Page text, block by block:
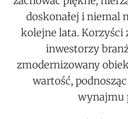
doskonałej i niemal
kolejne lata. Korzyści
inwestorzy
zmodernizowany
wartość,
wynajmu